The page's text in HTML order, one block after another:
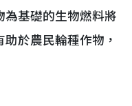
基礎的生物燃料將
於農民輪種作物，